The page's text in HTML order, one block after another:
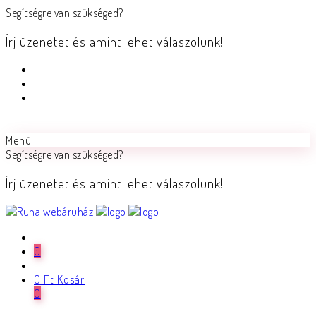
Segítségre van szükséged?
Írj üzenetet és amint lehet válaszolunk!
Menü
Segítségre van szükséged?
Írj üzenetet és amint lehet válaszolunk!
0
0 Ft Kosár
0